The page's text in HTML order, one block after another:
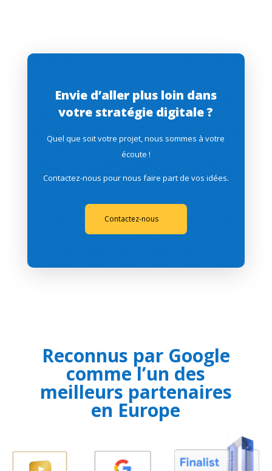
Envie d’aller plus loin dans
votre stratégie digitale ?
Quel que soit votre projet, nous sommes à votre
écoute !
Contactez-nous pour nous faire part de vos idées.
Contactez-nous
Reconnus par Google
comme l’un des
meilleurs partenaires
en Europe